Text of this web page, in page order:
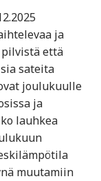
ja
pilvistä että
sateita
joulukuulle
ja
lauhkea
muutamiin